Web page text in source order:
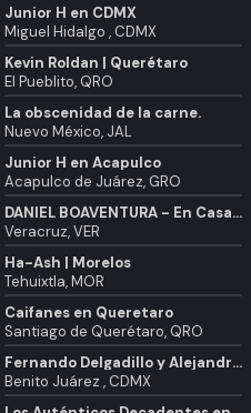
Junior H en CDMX
Miguel Hidalgo , CDMX
Kevin Roldan | Querétaro
El Pueblito, QRO
La obscenidad de la carne.
Nuevo México, JAL
Junior H en Acapulco
Acapulco de Juárez, GRO
DANIEL BOAVENTURA - En Casa Tour 2025- en Veracruz
Veracruz, VER
Ha-Ash | Morelos
Tehuixtla, MOR
Caifanes en Queretaro
Santiago de Querétaro, QRO
Fernando Delgadillo y Alejandro Filio
Benito Juárez , CDMX